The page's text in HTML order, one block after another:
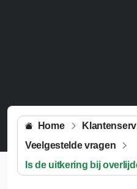
Home
Veelgestelde vragen
Is de uitkering bij